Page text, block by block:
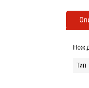
Нож
Тип